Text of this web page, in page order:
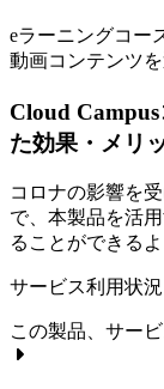
eラーニングコー
動画コンテンツ
Cloud
た効果・メリ
コロナの影響を
で、本製品を活
ることができる
サービス利用状況
この製品、サー